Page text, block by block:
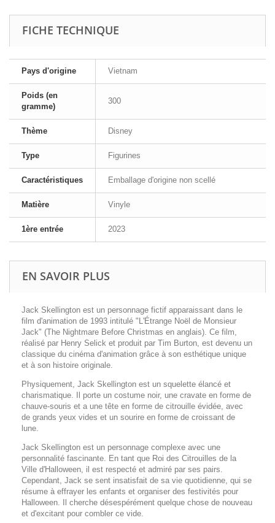
FICHE TECHNIQUE
Pays d'origine Vietnam
Poids (en
gramme)
300
Thème Disney
Type Figurines
Caractéristiques Emballage d'origine non scellé
Matière Vinyle
1ère entrée 2023
EN SAVOIR PLUS
Jack Skellington est un personnage fictif apparaissant dans le
film d'animation de 1993 intitulé "L'Étrange Noël de Monsieur
Jack" (The Nightmare Before Christmas en anglais). Ce film,
réalisé par Henry Selick et produit par Tim Burton, est devenu un
classique du cinéma d'animation grâce à son esthétique unique
et à son histoire originale.
Physiquement, Jack Skellington est un squelette élancé et
charismatique. Il porte un costume noir, une cravate en forme de
chauve-souris et a une tête en forme de citrouille évidée, avec
de grands yeux vides et un sourire en forme de croissant de
lune.
Jack Skellington est un personnage complexe avec une
personnalité fascinante. En tant que Roi des Citrouilles de la
Ville d'Halloween, il est respecté et admiré par ses pairs.
Cependant, Jack se sent insatisfait de sa vie quotidienne, qui se
résume à effrayer les enfants et organiser des festivités pour
Halloween. Il cherche désespérément quelque chose de nouveau
et d'excitant pour combler ce vide.